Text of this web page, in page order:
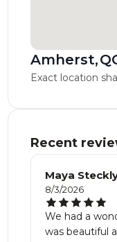
Amherst,
Exact location
Recent
Maya
8/3/2026
We had a
was beautiful